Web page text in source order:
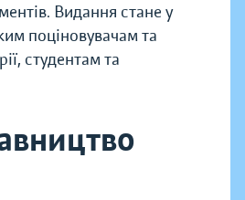
Видання стане у
поціновувачам та
студентам та